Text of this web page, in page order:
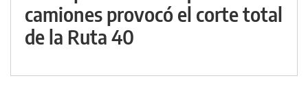
camiones provocó el corte total
de la Ruta 40